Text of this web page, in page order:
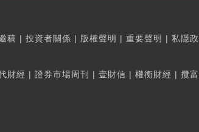
稿 | 投資者關係 | 版權聲明 | 重要聲明 | 私隱
財經 | 證券市場周刊 | 壹財信 | 權衡財經 | 攬